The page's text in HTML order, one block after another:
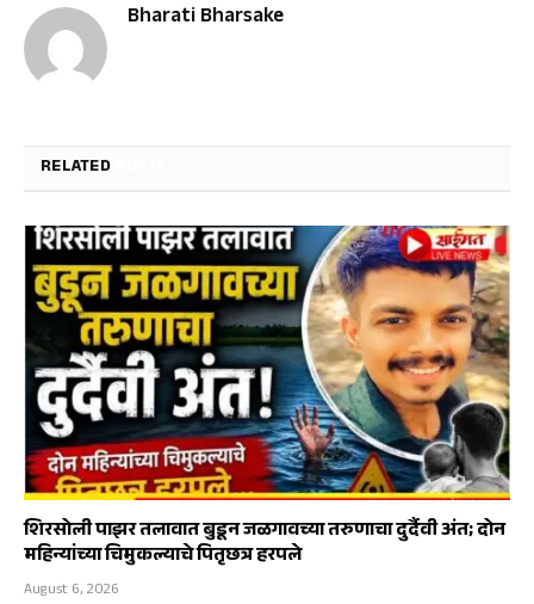
Bharati Bharsake
RELATED
शिरसोली पाझर तलावात बुडून जळगावच्या तरुणाचा दुर्दैवी अंत; दोन
महिन्यांच्या चिमुकल्याचे पितृछत्र हरपले
August 6, 2026